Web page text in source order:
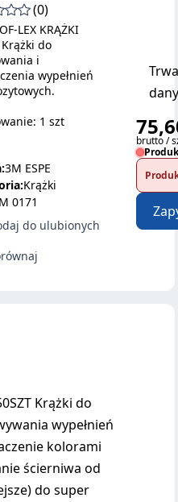
(0)
LEX KRĄŻKI
Krążki do
i
wypełnień
1 szt
3M ESPE
Krążki
0171
do ulubionych
brutto /
Krążki do
wypełnień
kolorami
ścierniwa od
do super